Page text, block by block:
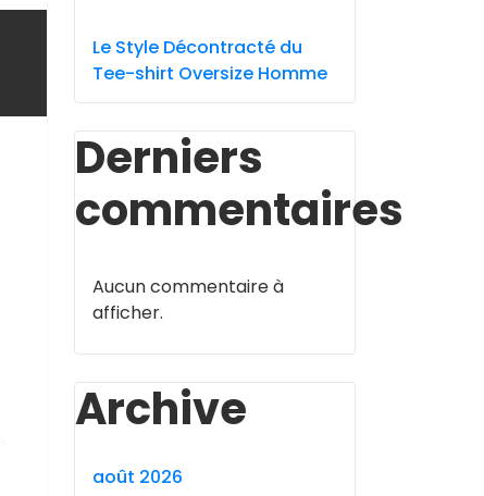
Le Style Décontracté du
Tee-shirt Oversize Homme
Derniers
commentaires
Aucun commentaire à
afficher.
Archive
août 2026